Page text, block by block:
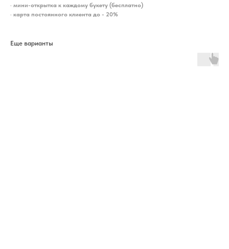
• мини-открытка к каждому букету (бесплатно)
• карта постоянного клиента до - 20%
Еще варианты